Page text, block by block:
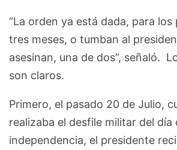
“La orden ya está dada, para los
tres meses, o tumban al
asesinan, una de dos”, señaló.
son claros.
Primero, el pasado 20 de Julio,
realizaba el desfile militar del día
independencia, el presidente